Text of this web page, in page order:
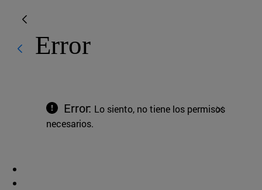
Error
Cerrar
Error: Lo siento, no tiene los permisos
necesarios.